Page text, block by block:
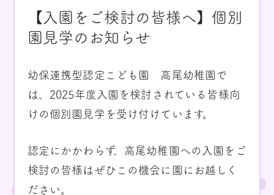
【入園をご検討の皆様へ】個別
園見学のお知らせ
幼保連携型認定こども園 高尾幼稚園で
は、2025年度入園を検討されている皆様向
けの個別園見学を受け付けています。
認定にかかわらず、高尾幼稚園への入園をご
検討の皆様はぜひこの機会に園にお越しく
ださい。